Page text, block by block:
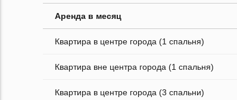
Аренда в месяц
Квартира в центре города (1 спальня)
Квартира вне центра города (1 спальня)
Квартира в центре города (3 спальни)